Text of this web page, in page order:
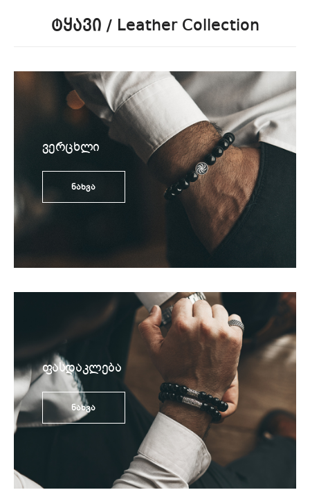
ტყავი / Leather Collection
ვერცხლი
ნახვა
ფასდაკლება
ნახვა